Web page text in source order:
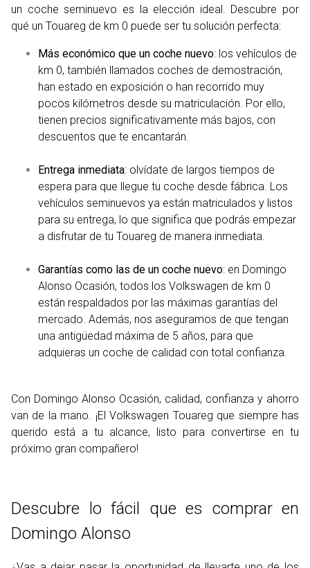
un coche seminuevo es la elección ideal. Descubre por
qué un Touareg de km 0 puede ser tu solución perfecta:
Más económico que un coche nuevo: los vehículos de
km 0, también llamados coches de demostración,
han estado en exposición o han recorrido muy
pocos kilómetros desde su matriculación. Por ello,
tienen precios significativamente más bajos, con
descuentos que te encantarán.
Entrega inmediata: olvídate de largos tiempos de
espera para que llegue tu coche desde fábrica. Los
vehículos seminuevos ya están matriculados y listos
para su entrega, lo que significa que podrás empezar
a disfrutar de tu Touareg de manera inmediata.
Garantías como las de un coche nuevo: en Domingo
Alonso Ocasión, todos los Volkswagen de km 0
están respaldados por las máximas garantías del
mercado. Además, nos aseguramos de que tengan
una antigüedad máxima de 5 años, para que
adquieras un coche de calidad con total confianza.
Con Domingo Alonso Ocasión, calidad, confianza y ahorro
van de la mano. ¡El Volkswagen Touareg que siempre has
querido está a tu alcance, listo para convertirse en tu
próximo gran compañero!
Descubre lo fácil que es comprar en
Domingo Alonso